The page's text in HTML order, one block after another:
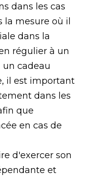
dans les cas
la mesure où il
dans la
régulier à un
cadeau
il est important
dans les
que
en cas de
d'exercer son
et